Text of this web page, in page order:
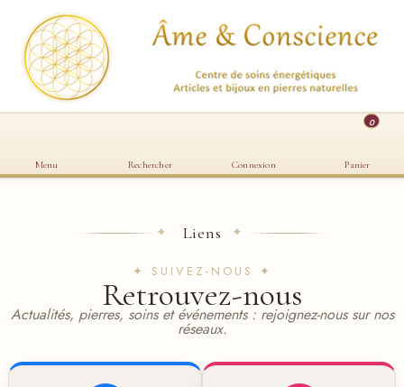
Menu Rechercher Connexion
0
Panier
✦ Liens ✦
✦ SUIVEZ-NOUS ✦
Retrouvez-nous
Actualités, pierres, soins et événements : rejoignez-nous sur nos
réseaux.